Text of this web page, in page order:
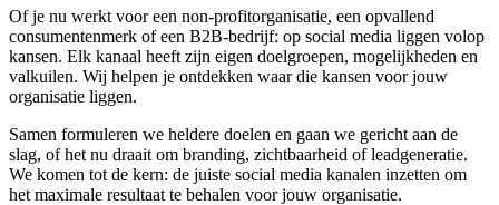
Of je nu werkt voor een non-profitorganisatie, een opvallend
consumentenmerk of een B2B-bedrijf: op social media liggen volop
kansen. Elk kanaal heeft zijn eigen doelgroepen, mogelijkheden en
valkuilen. Wij helpen je ontdekken waar die kansen voor jouw
organisatie liggen.
Samen formuleren we heldere doelen en gaan we gericht aan de
slag, of het nu draait om branding, zichtbaarheid of leadgeneratie.
We komen tot de kern: de juiste social media kanalen inzetten om
het maximale resultaat te behalen voor jouw organisatie.